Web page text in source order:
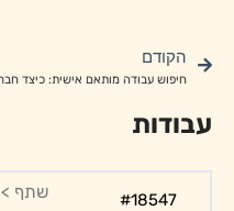
הקודם
עבודות
#18547 שתף >